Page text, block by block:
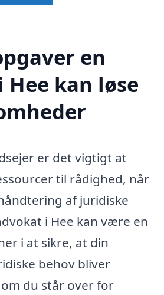
en
kan løse
er det vigtigt at
til rådighed, når
af juridiske
i Hee kan være en
i at sikre, at din
behov bliver
du står over for